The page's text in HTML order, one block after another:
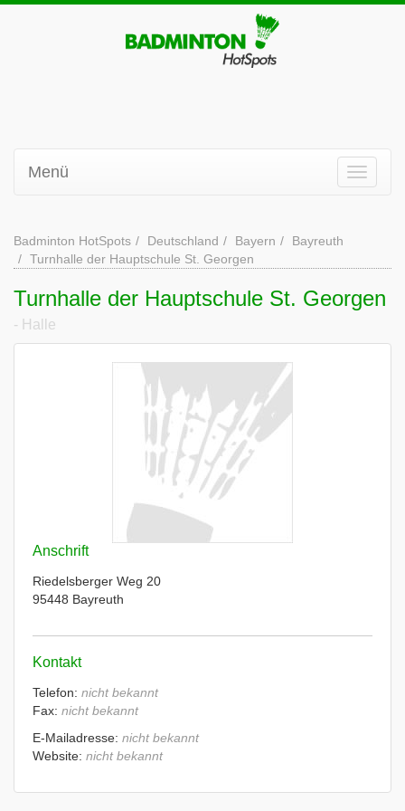
Menü
Badminton HotSpots Deutschland Bayern
Bayreuth
Turnhalle der Hauptschule St. Georgen
Turnhalle der Hauptschule St. Georgen
- Halle
Anschrift
Riedelsberger Weg 20
95448 Bayreuth
Kontakt
Telefon: nicht bekannt
Fax: nicht bekannt
E-Mailadresse: nicht bekannt
Website: nicht bekannt